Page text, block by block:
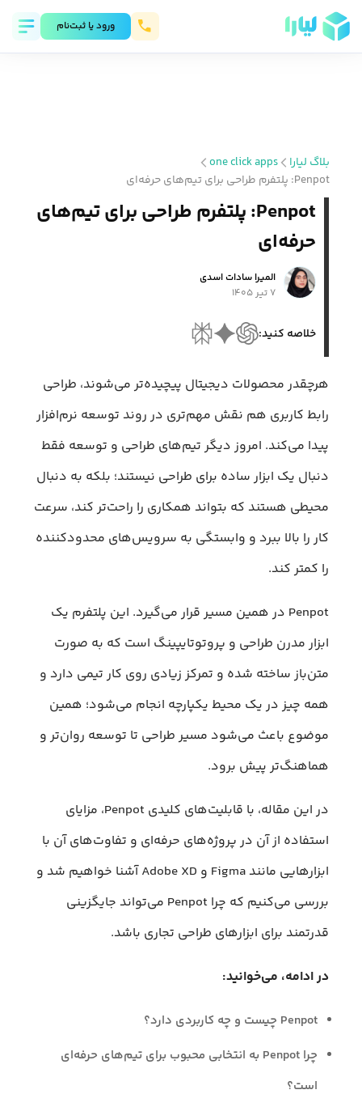
ورود يا ثبت‌نام
بلاگ لیارا
one click apps
Penpot: پلتفرم طراحی برای تیم‌های حرفه‌ای
Penpot: پلتفرم طراحی برای تیم‌های
حرفه‌ای
المیرا سادات اسدی
۷ تیر ۱۴۰۵
خلاصه کنید:
هرچقدر محصولات دیجیتال پیچیده‌تر می‌شوند، طراحی
رابط کاربری هم نقش مهم‌تری در روند توسعه نرم‌افزار
پیدا می‌کند. امروز دیگر تیم‌های طراحی و توسعه فقط
دنبال یک ابزار ساده برای طراحی نیستند؛ بلکه به دنبال
محیطی هستند که بتواند همکاری را راحت‌تر کند، سرعت
کار را بالا ببرد و وابستگی به سرویس‌های محدودکننده
را کمتر کند.
Penpot در همین مسیر قرار می‌گیرد. این پلتفرم یک
ابزار مدرن طراحی و پروتوتایپینگ است که به صورت
متن‌باز ساخته شده و تمرکز زیادی روی کار تیمی دارد و
همه چیز در یک محیط یکپارچه انجام می‌شود؛ همین
موضوع باعث می‌شود مسیر طراحی تا توسعه روان‌تر و
هماهنگ‌تر پیش برود.
در این مقاله، با قابلیت‌های کلیدی Penpot، مزایای
استفاده از آن در پروژه‌های حرفه‌ای و تفاوت‌های آن با
ابزارهایی مانند Figma و Adobe XD آشنا خواهیم شد و
بررسی می‌کنیم که چرا Penpot می‌تواند جایگزینی
قدرتمند برای ابزارهای طراحی تجاری باشد.
در ادامه، می‌خوانید:
Penpot چیست و چه کاربردی دارد؟
چرا Penpot به انتخابی محبوب برای تیم‌های حرفه‌ای
است؟